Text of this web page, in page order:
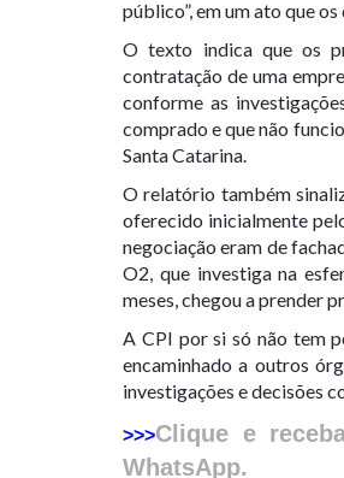
público”, em um ato que
O texto indica que os
contratação de uma
conforme as
comprado e que não
Santa Catarina.
O relatório também
oferecido inicialmente
negociação eram de
O2, que investiga na
meses, chegou a prender
A CPI por si só não tem
encaminhado a outros
investigações e decisões
>>>Clique e
WhatsApp.